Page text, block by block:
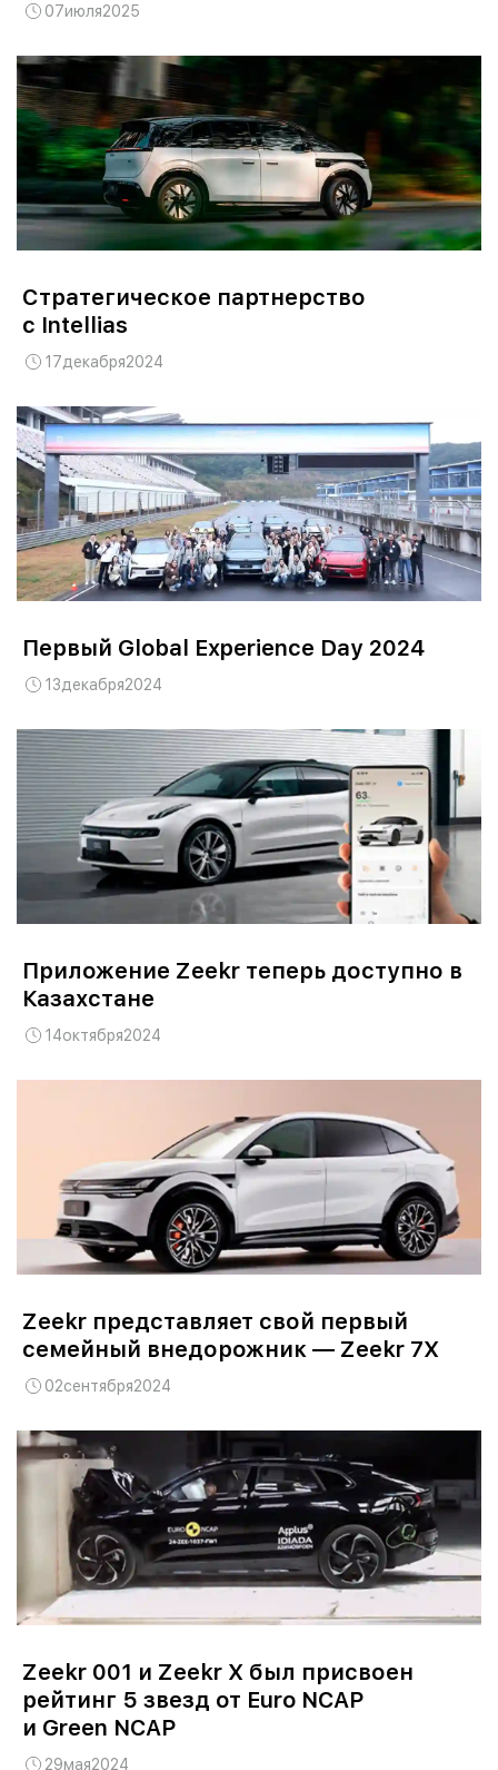
07июля2025
17декабря2024
Стратегическое партнерство
с Intellias
13декабря2024
Первый Global Experience Day 2024
14октября2024
Приложение Zeekr теперь доступно в
Казахстане
02сентября2024
Zeekr представляет свой первый
семейный внедорожник — Zeekr 7X
29мая2024
Zeekr 001 и Zeekr X был присвоен
рейтинг 5 звезд от Euro NCAP
и Green NCAP